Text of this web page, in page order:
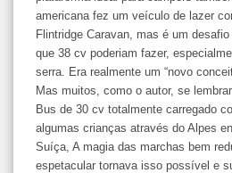
americana fez um veículo de lazer
Flintridge Caravan, mas é um
que 38 cv poderiam fazer,
serra. Era realmente um “novo
Mas muitos, como o autor, se
Bus de 30 cv totalmente carregado
algumas crianças através do Alpes
Suíça, A magia das marchas bem
espetacular tornava isso possível e